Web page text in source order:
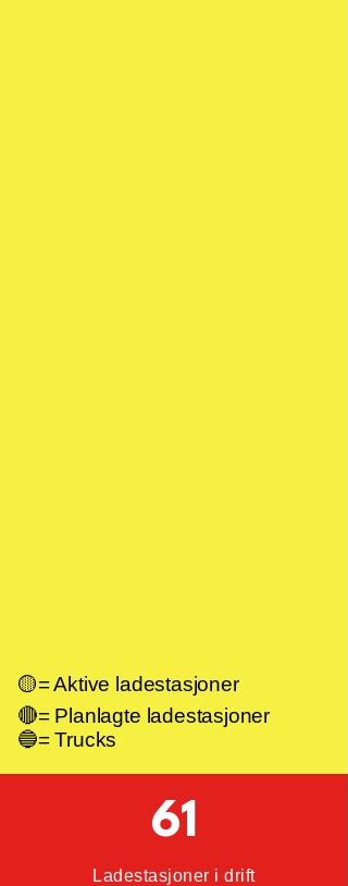
🟡= Aktive ladestasjoner
🔴= Planlagte ladestasjoner
🔵= Trucks
61
Ladestasjoner i drift